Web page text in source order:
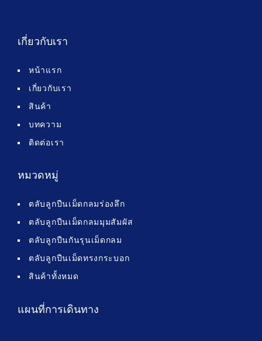
เกี่ยวกับเรา
หน้าแรก
เกี่ยวกับเรา
สินค้า
บทความ
ติดต่อเรา
หมวดหมู่
ตลับลูกปืนเม็ดกลมร่องลึก
ตลับลูกปืนเม็ดกลมมุมสัมผัส
ตลับลูกปืนกันรุนเม็ดกลม
ตลับลูกปืนเม็ดทรงกระบอก
สินค้าทั้งหมด
แผนที่การเดินทาง